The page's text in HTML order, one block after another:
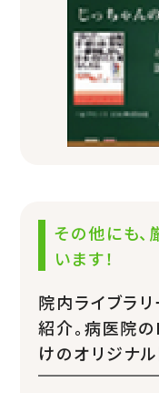
その他にも
います！
院内ライブラ
紹介。病医院
けのオリジナ